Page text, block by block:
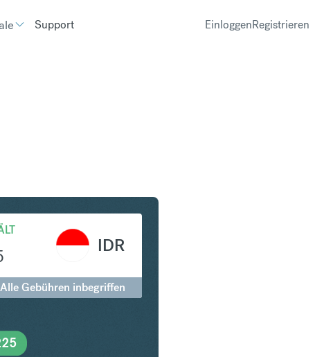
Support EinloggenRegistrieren
IDR
Alle Gebühren inbegriffen